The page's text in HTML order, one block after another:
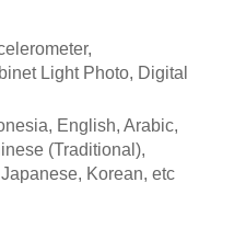
Light Photo, Digital
English, Arabic,
(Traditional),
Korean, etc